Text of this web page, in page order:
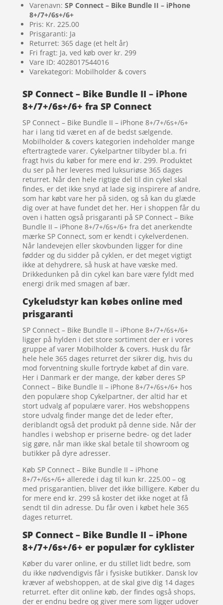
Varenavn: SP Connect – Bike Bundle II – iPhone
8+/7+/6s+/6+
Pris: Kr. 225.00
Prisgaranti: Ja
Returret: 365 dage (et helt år)
Fri fragt: Ja, ved køb over kr. 299
Vare ID: 4028017544016
Varekategori: Mobilholder & covers
SP Connect – Bike Bundle II – iPhone
8+/7+/6s+/6+ fra SP Connect
SP Connect – Bike Bundle II – iPhone 8+/7+/6s+/6+
har i lang tid været en af de bedst sælgende.
Mobilholder & covers kategorien indeholder mange
eftertragtede varer. Cykelpartner tilbyder bl.a. fri
fragt hvis du køber for mere end kr. 299. Produktet
du ser på her leveres med luksuriøse 365 dages
returret. Når den hele rigtige del til din cykel skal
findes, er det ikke snyd at lade sig inspirere af andre,
som har købt vare her på siden, og så kan du glæde
dig over at have fundet det her. Her i shoppen får du
oven i hatten også prisgaranti på SP Connect – Bike
Bundle II – iPhone 8+/7+/6s+/6+ fra det anerkendte
mærke SP Connect, som er kendt i cykelverdenen.
Når landevejen eller skovbunden ligger for dine
fødder og du sidder på cyklen, er det meget vigtigt
ikke at dehydrere, så husk at have væske med.
Drikkedunken på din cykel kan bare være fyldt med
energi drik med smagen af bær.
Cykeludstyr kan købes online med
prisgaranti
SP Connect – Bike Bundle II – iPhone 8+/7+/6s+/6+
ligger på hylden i det store sortiment der er i vores
gruppe af varer Mobilholder & covers. Husk du får
hele hele 365 dages returret der sikrer dig, hvis du
mod forventning skulle fortryde købet af din vare.
Her i Danmark er der mange, der køber deres SP
Connect – Bike Bundle II – iPhone 8+/7+/6s+/6+ hos
den populære shop Cykelpartner, der altid har et
stort udvalg af populære varer. Hos webshoppens
store udvalg finder mange det de leder efter,
deriblandt også det produkt på denne side. Når der
handles i webshop er priserne bedre- og det lader
sig gøre, når man ikke skal betale til showroom og
butikker på dyre adresser.
Køb SP Connect – Bike Bundle II – iPhone
8+/7+/6s+/6+ allerede i dag til kun kr. 225.00 – og
med prisgarantien, bliver det ikke billigere. Køber du
for mere end kr. 299 så koster det ikke noget at få
sendt til din adresse. Du får oven i købet hele 365
dages returret.
SP Connect – Bike Bundle II – iPhone
8+/7+/6s+/6+ er populær for cyklister
Køber du varer online, er du stillet lidt bedre, som
du ikke nødvendigvis får i fysiske butikker. Dansk lov
kræver af webshoppen, at de skal give dig 14 dages
returret. efter dit online køb, der findes også shops,
der er endnu bedre og giver mere som ligger udover